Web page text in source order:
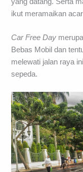
ikut meramaikan
Car Free Day
Bebas Mobil dan
melewati jalan raya
sepeda.